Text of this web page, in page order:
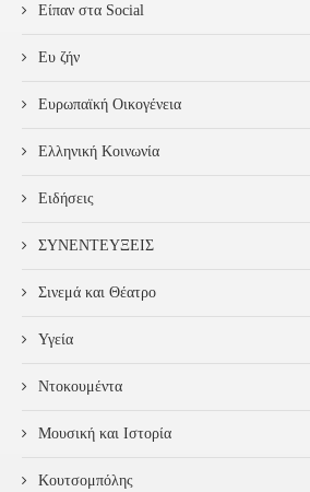
Είπαν στα Social
Ευ ζήν
Ευρωπαϊκή Οικογένεια
Ελληνική Κοινωνία
Ειδήσεις
ΣΥΝΕΝΤΕΥΞΕΙΣ
Σινεμά και Θέατρο
Υγεία
Ντοκουμέντα
Μουσική και Ιστορία
Κουτσομπόλης